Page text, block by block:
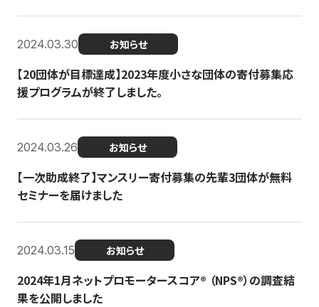
2024.03.30 お知らせ
【20団体が目標達成】2023年度小さな団体の寄付募集応
援プログラムが終了しました。
2024.03.26 お知らせ
【一次助成終了】マンスリー寄付募集の先輩3団体が無料
セミナーを届けました
2024.03.15 お知らせ
2024年1月ネットプロモータースコア®︎ （NPS®︎）の調査結
果を公開しました